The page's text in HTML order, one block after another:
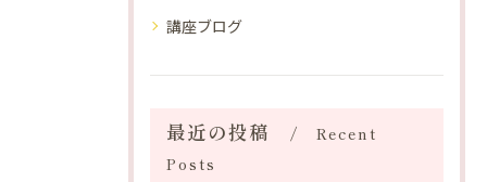
講座ブログ
最近の投稿
Recent
Posts